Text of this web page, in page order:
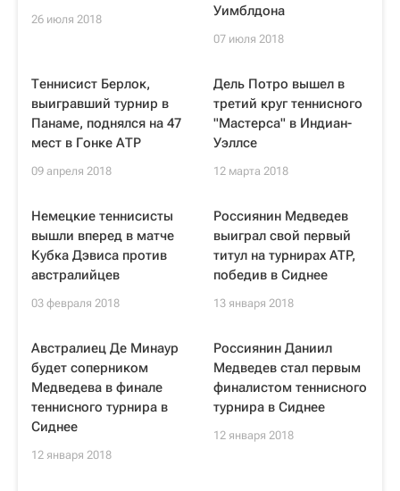
26 июля 2018
Уимблдона
07 июля 2018
Теннисист Берлок,
выигравший турнир в
Панаме, поднялся на 47
мест в Гонке АТР
09 апреля 2018
Дель Потро вышел в
третий круг теннисного
"Мастерса" в Индиан-
Уэллсе
12 марта 2018
Немецкие теннисисты
вышли вперед в матче
Кубка Дэвиса против
австралийцев
03 февраля 2018
Россиянин Медведев
выиграл свой первый
титул на турнирах ATP,
победив в Сиднее
13 января 2018
Австралиец Де Минаур
будет соперником
Медведева в финале
теннисного турнира в
Сиднее
12 января 2018
Россиянин Даниил
Медведев стал первым
финалистом теннисного
турнира в Сиднее
12 января 2018